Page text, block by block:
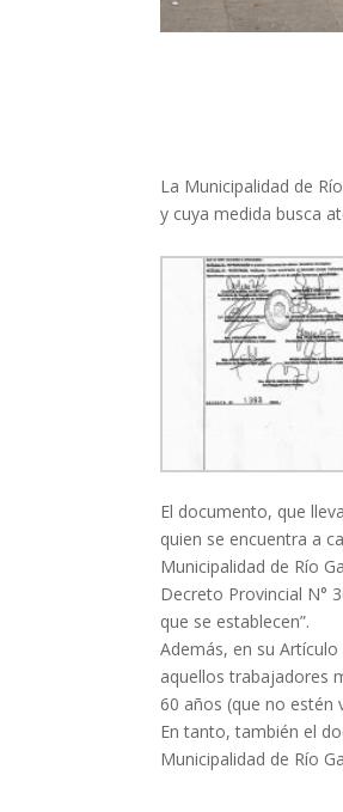
La Municipalidad de
y cuya medida busca
El documento, que
quien se encuentra a
Municipalidad de Río
Decreto Provincial N°
que se establecen”.
Además, en su
aquellos trabajadores
60 años (que no estén
En tanto, también el
Municipalidad de Río